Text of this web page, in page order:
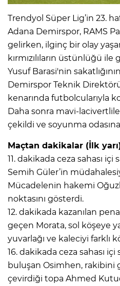
Trendyol Süper Lig’in 23.
Adana Demirspor, RAMS
gelirken, ilginç bir olay
kırmızılıların üstünlüğü
Yusuf Barasi'nin
Demirspor Teknik
kenarında futbolcularıyla
Daha sonra mavi-
çekildi ve soyunma
Maçtan dakikalar (İlk
11. dakikada ceza sahası
Semih Güler’in
Mücadelenin hakemi
noktasını gösterdi.
12. dakikada kazanılan
geçen Morata, sol köşeye
yuvarlağı ve kaleciyi farklı
16. dakikada ceza sahası
buluşan Osimhen, rakibini
çevirdiği topa Ahmed